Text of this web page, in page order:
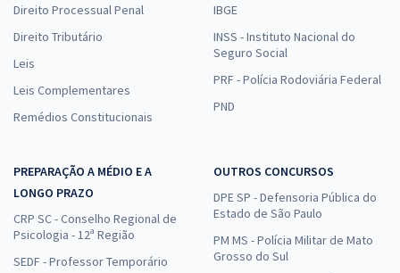
Direito Processual Penal
Direito Tributário
Leis
Leis Complementares
Remédios Constitucionais
IBGE
INSS - Instituto Nacional do
Seguro Social
PRF - Polícia Rodoviária Federal
PND
PREPARAÇÃO A MÉDIO E A
LONGO PRAZO
CRP SC - Conselho Regional de
Psicologia - 12ª Região
SEDF - Professor Temporário
OUTROS CONCURSOS
DPE SP - Defensoria Pública do
Estado de São Paulo
PM MS - Polícia Militar de Mato
Grosso do Sul